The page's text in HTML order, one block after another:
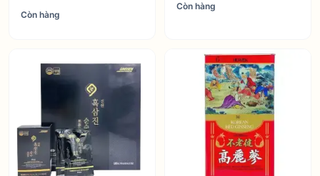
Còn hàng
Còn hàng